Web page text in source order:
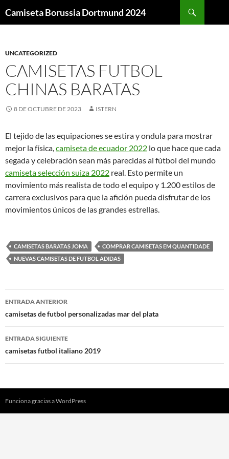
Camiseta Borussia Dortmund 2024
UNCATEGORIZED
CAMISETAS FUTBOL
CHINAS BARATAS
8 DE OCTUBRE DE 2023 ISTERN
El tejido de las equipaciones se estira y ondula para mostrar
mejor la física,camiseta de ecuador 2022 lo que hace que cada
segada y celebración sean más parecidas al fútbol del mundo
camiseta selección suiza 2022 real. Esto permite un
movimiento más realista de todo el equipo y 1.200 estilos de
carrera exclusivos para que la afición pueda disfrutar de los
movimientos únicos de las grandes estrellas.
CAMISETAS BARATAS JOMA
COMPRAR CAMISETAS EM QUANTIDADE
NUEVAS CAMISETAS DE FUTBOL ADIDAS
Navegación
de
entradas
ENTRADA ANTERIOR
camisetas de futbol personalizadas mar del plata
ENTRADA SIGUIENTE
camisetas futbol italiano 2019
Funciona gracias a WordPress